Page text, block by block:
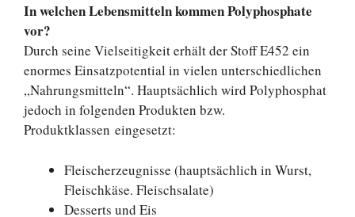
In welchen Lebensmitteln kommen Polyphosphate
vor?
Durch seine Vielseitigkeit erhält der Stoff E452 ein
enormes Einsatzpotential in vielen unterschiedlichen
„Nahrungsmitteln“. Hauptsächlich wird Polyphosphat
jedoch in folgenden Produkten bzw.
Produktklassen eingesetzt:
Fleischerzeugnisse (hauptsächlich in Wurst,
Fleischkäse. Fleischsalate)
Desserts und Eis